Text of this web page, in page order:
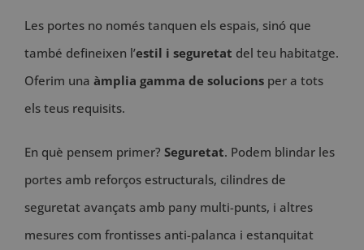
Les portes no només tanquen els espais, sinó que
també defineixen l’estil i seguretat del teu habitatge.
Oferim una àmplia gamma de solucionsper a tots
els teus requisits.
En què pensem primer? Seguretat. Podem blindar les
portes amb reforços estructurals, cilindres de
seguretat avançats amb pany multi-punts, i altres
mesures com frontisses anti-palanca i estanquitat